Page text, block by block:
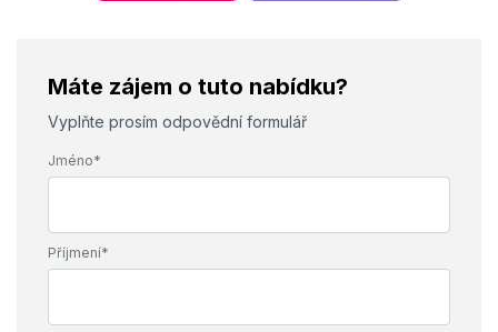
Máte zájem o tuto nabídku?
Vyplňte prosím odpovědní formulář
Jméno*
Příjmení*